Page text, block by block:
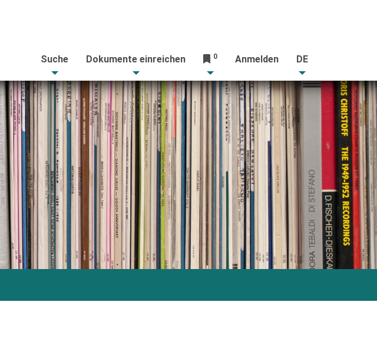
Suche Dokumente einreichen 0 Anmelden DE